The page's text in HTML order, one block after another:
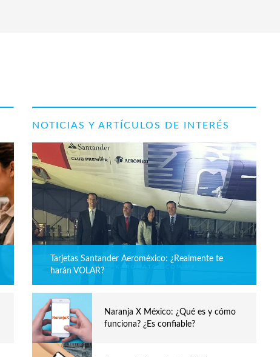
NOTICIAS Y ARTÍCULOS DE INTERÉS
Tarjetas Santander Aeroméxico: ¿Realmente te
harán VOLAR?
Naranja X México: ¿Qué es y cómo
funciona? ¿Es confiable?